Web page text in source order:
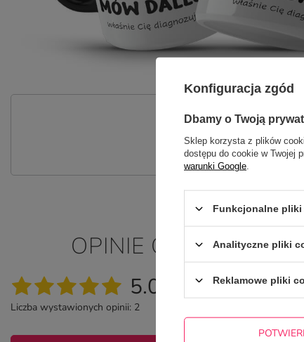
Zadaj pytanie a my
OPINIE O KUBEK Z
5.00
Liczba wystawionych opinii: 2
Konfiguracja zgód
Dbamy o Twoją
Sklep korzysta z plików
dostępu do cookie w Twojej
warunki Google
Funkcjonalne pliki
Analityczne pliki
Reklamowe pliki